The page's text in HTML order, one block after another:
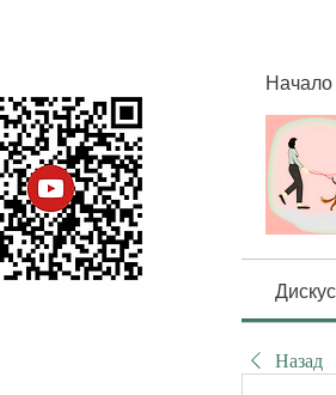
Начало
Назад